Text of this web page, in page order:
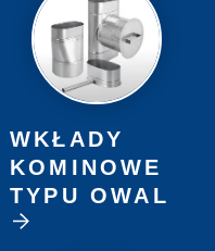
WKŁADY
KOMINOWE
TYPU OWAL